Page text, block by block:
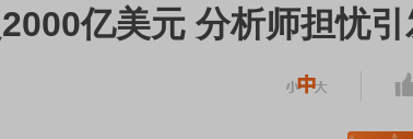
亿美元 分析师担忧